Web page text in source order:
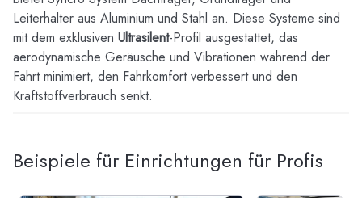
Leiterhalter aus Aluminium und Stahl an. Diese Systeme sind
mit dem exklusiven Ultrasilent-Profil ausgestattet, das
aerodynamische Geräusche und Vibrationen während der
Fahrt minimiert, den Fahrkomfort verbessert und den
Kraftstoffverbrauch senkt.
Beispiele für Einrichtungen für Profis